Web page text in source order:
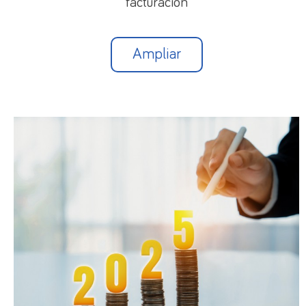
en el momento de su celebración.
contratos eventuales por circunstancias del
mercado, acumulación de tareas o exceso de
pedidos formalizados entre 31/12/2021 y
30/3/2022, si bien su duración no podrá ser
3.- CONTRATO INDEFINIDO FIJO-
DISCONTÍNUO
3.1. Supuestos de utilización
Ampliar